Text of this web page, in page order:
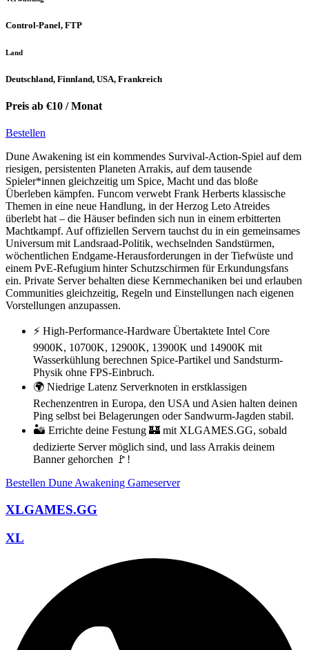
Control-Panel, FTP
Land
Deutschland, Finnland, USA, Frankreich
Preis ab €10 / Monat
Bestellen
Dune Awakening ist ein kommendes Survival-Action-Spiel auf dem
riesigen, persistenten Planeten Arrakis, auf dem tausende
Spieler*innen gleichzeitig um Spice, Macht und das bloße
Überleben kämpfen. Funcom verwebt Frank Herberts klassische
Themen in eine neue Handlung, in der Herzog Leto Atreides
überlebt hat – die Häuser befinden sich nun in einem erbitterten
Machtkampf. Auf offiziellen Servern tauchst du in ein gemeinsames
Universum mit Landsraad-Politik, wechselnden Sandstürmen,
wöchentlichen Endgame-Herausforderungen in der Tiefwüste und
einem PvE-Refugium hinter Schutzschirmen für Erkundungsfans
ein. Private Server behalten diese Kernmechaniken bei und erlauben
Communities gleichzeitig, Regeln und Einstellungen nach eigenen
Vorstellungen anzupassen.
⚡ High-Performance-Hardware Über­taktete Intel Core
9900K, 10700K, 12900K, 13900K und 14900K mit
Wasserkühlung berechnen Spice-Partikel und Sandsturm-
Physik ohne FPS-Einbruch.
🌍 Niedrige Latenz Serverknoten in erstklassigen
Rechenzentren in Europa, den USA und Asien halten deinen
Ping selbst bei Belagerungen oder Sandwurm-Jagden stabil.
🏜️ Errichte deine Festung 🏰 mit XLGAMES.GG, sobald
dedizierte Server möglich sind, und lass Arrakis deinem
Banner gehorchen 🚩!
Bestellen Dune Awakening Gameserver
XLGAMES.GG
XL